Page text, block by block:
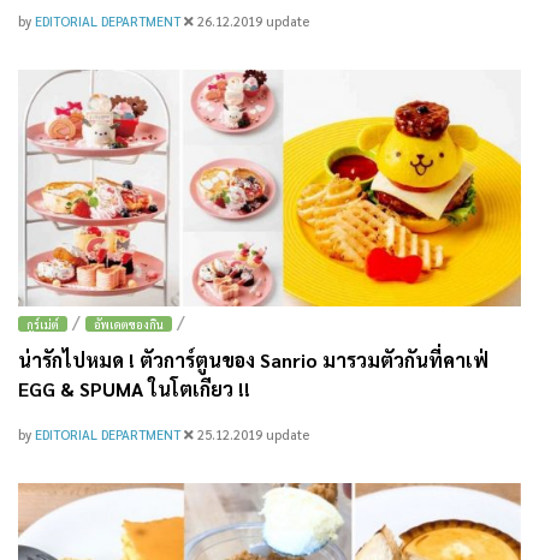
by EDITORIAL DEPARTMENT 26.12.2019 update
กูร์เม่ต์ / อัพเดตของกิน /
น่ารักไปหมด ! ตัวการ์ตูนของ Sanrio มารวมตัวกันที่คาเฟ่
EGG & SPUMA ในโตเกียว !!
by EDITORIAL DEPARTMENT 25.12.2019 update